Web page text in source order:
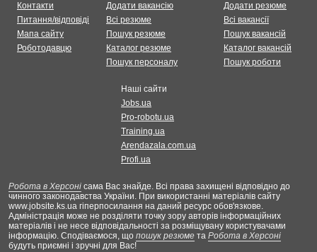
Контакти
Питання/відповіді
Мапа сайту
Роботодавцю
Додати вакансію
Всі резюме
Пошук резюме
Каталог резюме
Пошук персоналу
Додати резюме
Всі вакансії
Пошук вакансій
Каталог вакансій
Пошук роботи
Наші сайти
Jobs.ua
Pro-robotu.ua
Training.ua
Arendazala.com.ua
Profi.ua
Робота в Херсоні сама Вас знайде. Всі права захищені відповідно до
чинного законодавства України. При використанні матеріалів сайту
www.jobsite.ks.ua гіперпосилання на даний ресурс обов'язкове.
Адміністрація може не розділяти точку зору авторів інформаційних
матеріалів і не несе відповідальності за розміщувану користувачами
інформацію. Сподіваємося, що пошук резюме та Робота в Херсоні
будуть приємні і зручні для Вас!